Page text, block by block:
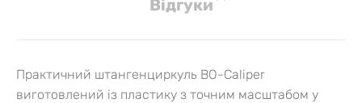
Вiдгуки
Практичний штангенциркуль BO-Caliper
виготовлений із пластику з точним масштабом у